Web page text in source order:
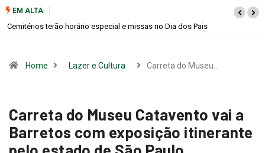
EM ALTA Cemitérios terão horário especial e missas no Dia dos Pais
Barretos com exposição itinerante
pelo estado de São Paulo